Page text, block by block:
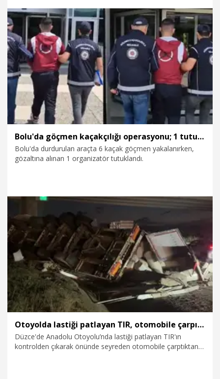
22.06.2026 Gündem
Bolu'da göçmen kaçakçılığı operasyonu; 1 tutuklama
Bolu'da durdurulan araçta 6 kaçak göçmen yakalanırken,
gözaltına alınan 1 organizatör tutuklandı.
21.06.2026 Gündem
Otoyolda lastiği patlayan TIR, otomobile çarpıp devrildi: 6 yaralı
Düzce'de Anadolu Otoyolu’nda lastiği patlayan TIR'ın
kontrolden çıkarak önünde seyreden otomobile çarptıktan